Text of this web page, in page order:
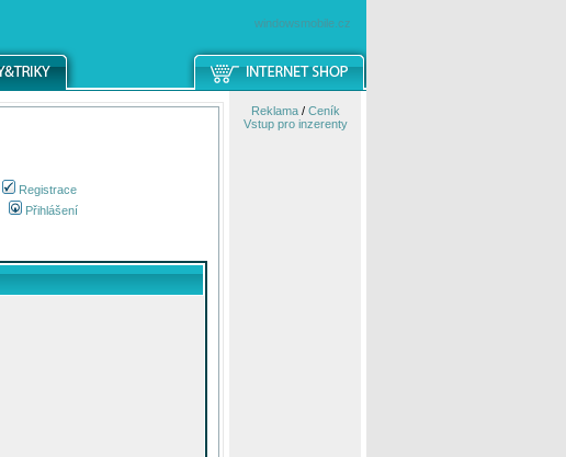
windowsmobile.cz
Registrace
Přihlášení
Reklama/ Ceník
Vstup pro inzerenty